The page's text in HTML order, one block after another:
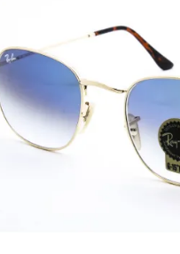
МОДЕЛІ
першими та